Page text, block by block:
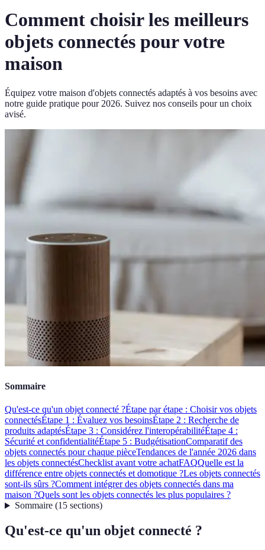
Comment choisir les meilleurs
objets connectés pour votre
maison
Équipez votre maison d'objets connectés adaptés à vos besoins avec
notre guide pratique pour 2026. Suivez nos conseils pour un choix
avisé.
Sommaire
Qu'est-ce qu'un objet connecté ?Étape par étape : Choisir vos objets
connectésÉtape 1 : Évaluez vos besoinsÉtape 2 : Recherche de
produits adaptésÉtape 3 : Considérez l'interopérabilitéÉtape 4 :
Sécurité et confidentialitéÉtape 5 : BudgétisationComparatif des
objets connectés pour chaque pièceTendances de l'année 2026 dans
les objets connectésChecklist avant votre achatFAQQuelle est la
différence entre objets connectés et domotique ?Les objets connectés
sont-ils sûrs ?Comment intégrer des objets connectés dans ma
maison ?Quels sont les objets connectés les plus populaires ?
Sommaire(15 sections)
Qu'est-ce qu'un objet connecté ?